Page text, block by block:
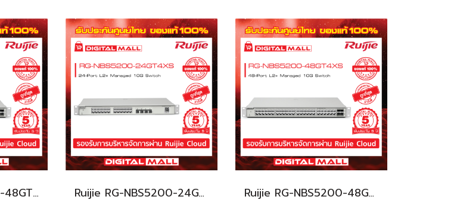
Ruijie RG-NBS5100-48GT4SFP อุปกรณ์ขยายสัญญาณ (Switch) รับประกันศูนย์ไทย 5 ปี Ruijie RG-NBS5200-24GT4XS อุปกรณ์ขยายสัญญาณ (Switch) รับประกันศูนย์ไทย 5 ปี Ruijie RG-NBS5200-48GT4XS อุปกรณ์ขยายสัญญาณ (Switch) รับประกันศูนย์ไทย 5 ปี